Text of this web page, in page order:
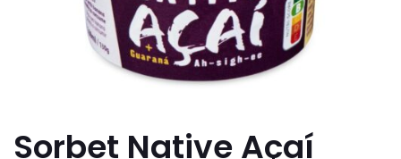
Sorbet Native Açaí